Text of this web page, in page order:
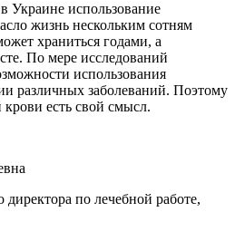
Украине использование
жизнь нескольким сотням
храниться годами, а
По мере исследований
использования
различных заболеваний. Поэтому
есть свой смысл.
директора по лечебной работе,